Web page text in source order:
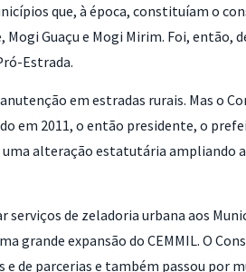
que, à época, constituíam o
Guaçu e Mogi Mirim. Foi, então,
Estrada.
em estradas rurais. Mas o
em 2011, o então presidente, o
alteração estatutária ampliando
serviços de zeladoria urbana aos
grande expansão do CEMMIL. O
de parcerias e também passou por